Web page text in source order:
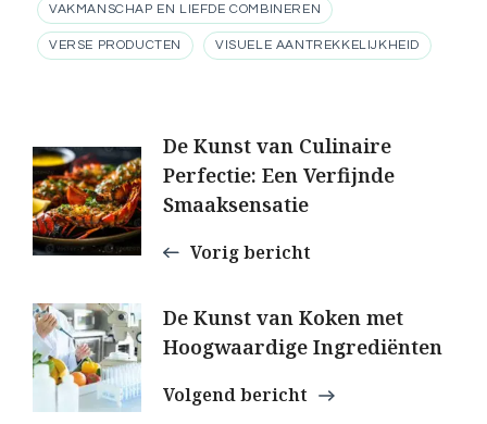
VAKMANSCHAP EN LIEFDE COMBINEREN
VERSE PRODUCTEN VISUELE AANTREKKELIJKHEID
Berichtnavigatie
De Kunst van Culinaire
Perfectie: Een Verfijnde
Smaaksensatie
Vorig bericht
De Kunst van Koken met
Hoogwaardige Ingrediënten
Volgend bericht